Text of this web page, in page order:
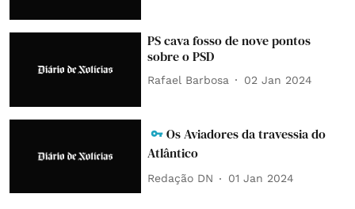
PS cava fosso de nove pontos
sobre o PSD
Rafael Barbosa 02 Jan 2024
Os Aviadores da travessia do
Atlântico
Redação DN 01 Jan 2024